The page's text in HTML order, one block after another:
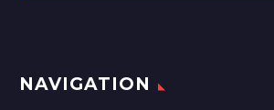
NAVIGATION